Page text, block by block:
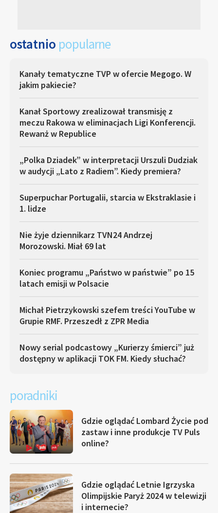
ostatnio popularne
Kanały tematyczne TVP w ofercie Megogo. W
jakim pakiecie?
Kanał Sportowy zrealizował transmisję z
meczu Rakowa w eliminacjach Ligi Konferencji.
Rewanż w Republice
„Polka Dziadek” w interpretacji Urszuli Dudziak
w audycji „Lato z Radiem”. Kiedy premiera?
Superpuchar Portugalii, starcia w Ekstraklasie i
1. lidze
Nie żyje dziennikarz TVN24 Andrzej
Morozowski. Miał 69 lat
Koniec programu „Państwo w państwie” po 15
latach emisji w Polsacie
Michał Pietrzykowski szefem treści YouTube w
Grupie RMF. Przeszedł z ZPR Media
Nowy serial podcastowy „Kurierzy śmierci” już
dostępny w aplikacji TOK FM. Kiedy słuchać?
poradniki
Gdzie oglądać Lombard Życie pod
zastaw i inne produkcje TV Puls
online?
Gdzie oglądać Letnie Igrzyska
Olimpijskie Paryż 2024 w telewizji
i internecie?